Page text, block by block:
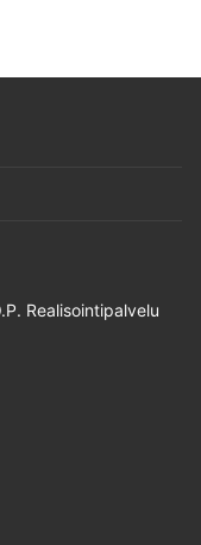
Realisointipalvelu